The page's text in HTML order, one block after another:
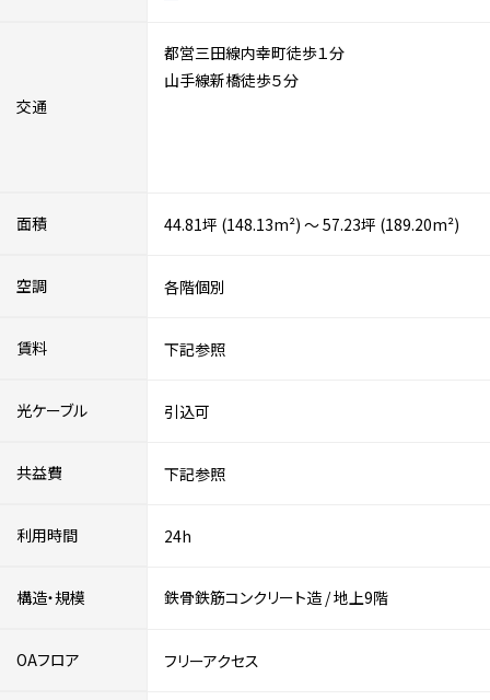
交通
都営三田線内幸町徒歩１分
山手線新橋徒歩５分
面積 44.81坪 (148.13m²) ～ 57.23坪 (189.20m²)
空調 各階個別
賃料 下記参照
光ケーブル 引込可
共益費 下記参照
利用時間 24h
構造・規模 鉄骨鉄筋コンクリート造 /地上9階
OAフロア フリーアクセス